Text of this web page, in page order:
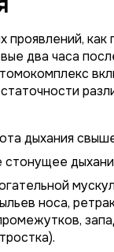
проявлений, как
два часа
дыхания
носа,